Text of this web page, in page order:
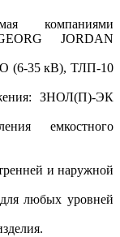
компаниями
JORDAN
(6-35 кВ), ТЛП-10
ЗНОЛ(П)-ЭК
емкостного
и наружной
любых уровней